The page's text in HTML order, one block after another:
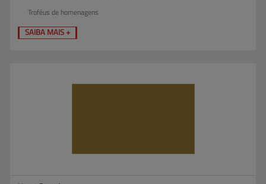
Troféus de homenagens
SAIBA MAIS +